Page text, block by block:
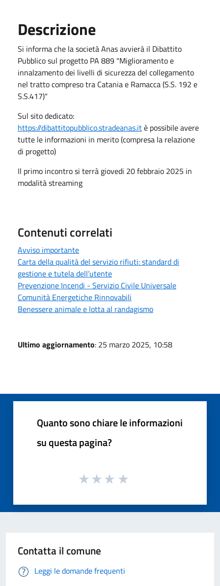
Descrizione
Si informa che la società Anas avvierà il Dibattito
Pubblico sul progetto PA 889 "Miglioramento e
innalzamento dei livelli di sicurezza del collegamento
nel tratto compreso tra Catania e Ramacca (S.S. 192 e
S.S.417)"
Sul sito dedicato:
https://dibattitopubblico.stradeanas.itè possibile avere
tutte le informazioni in merito (compresa la relazione
di progetto)
Il primo incontro si terrà giovedi 20 febbraio 2025 in
modalità streaming
Contenuti correlati
Avviso importante
Carta della qualità del servizio rifiuti: standard di
gestione e tutela dell’utente
Prevenzione Incendi - Servizio Civile Universale
Comunità Energetiche Rinnovabili
Benessere animale e lotta al randagismo
Ultimo aggiornamento: 25 marzo 2025, 10:58
Quanto sono chiare le informazioni
su questa pagina?
Contatta il comune
Leggi le domande frequenti